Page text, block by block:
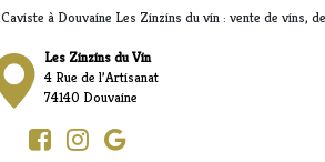
Caviste à Douvaine Les Zinzins du vin : vente de vins,
Les Zinzins du Vin
4 Rue de l’Artisanat
74140 Douvaine